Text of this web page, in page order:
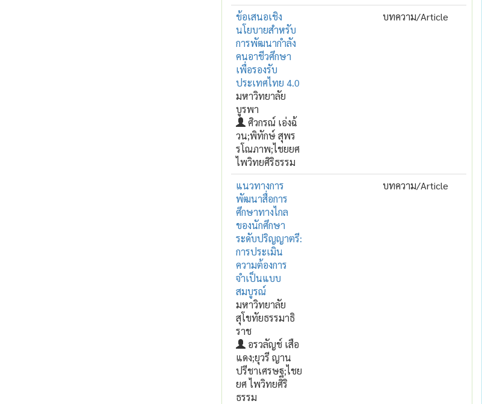
ข้อเสนอเชิง
นโยบายสำหรับ
การพัฒนากำลัง
คนอาชีวศึกษา
เพื่อรองรับ
ประเทศไทย 4.0
มหาวิทยาลัย
บูรพา
ศิวกรณ์ เอ่งฉ้
วน;พิทักษ์ สุพร
รโณภาพ;ไชยยศ
ไพวิทยศิริธรรม
บทความ/Article
แนวทางการ
พัฒนาสื่อการ
ศึกษาทางไกล
ของนักศึกษา
ระดับปริญญาตรี:
การประเมิน
ความต้องการ
จำเป็นแบบ
สมบูรณ์
มหาวิทยาลัย
สุโขทัยธรรมาธิ
ราช
อรวลัญช์ เสือ
แดง;ยุวรี ญาน
ปรีชาเศรษฐ;ไชย
ยศ ไพวิทยศิริ
ธรรม
บทความ/Article